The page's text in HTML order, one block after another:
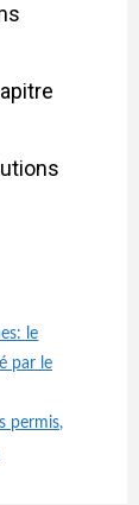
le
par le
permis,